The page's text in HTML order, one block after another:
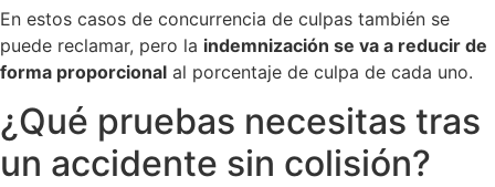
En estos casos de concurrencia de culpas también se
puede reclamar, pero la indemnización se va a reducir de
forma proporcional al porcentaje de culpa de cada uno.
¿Qué pruebas necesitas tras
un accidente sin colisión?